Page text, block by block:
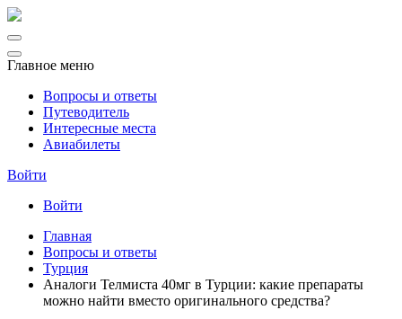
Главное меню
Вопросы и ответы
Путеводитель
Интересные места
Авиабилеты
Войти
Войти
Главная
Вопросы и ответы
Турция
Аналоги Телмиста 40мг в Турции: какие препараты
можно найти вместо оригинального средства?